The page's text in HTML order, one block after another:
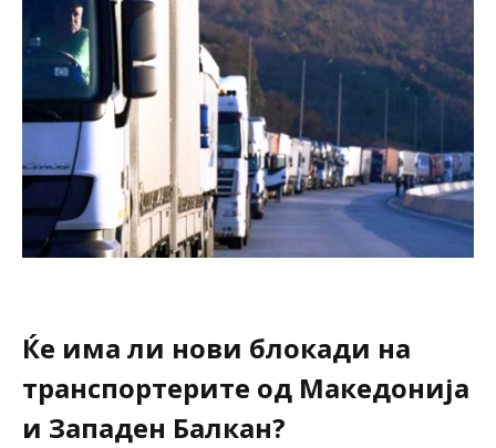
Ќе има ли нови блокади на
транспортерите од Македонија
и Западен Балкан?